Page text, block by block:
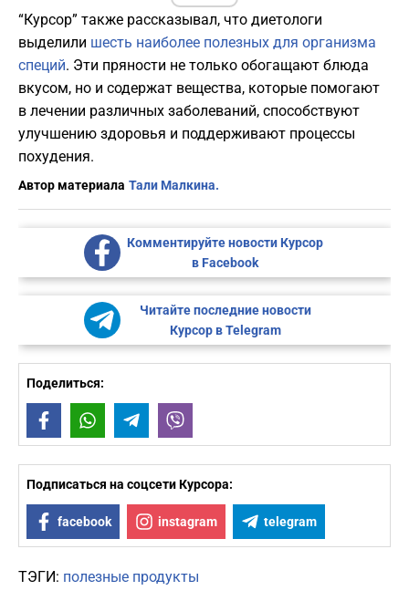
“Курсор” также рассказывал, что диетологи
выделили шесть наиболее полезных для организма
специй. Эти пряности не только обогащают блюда
вкусом, но и содержат вещества, которые помогают
в лечении различных заболеваний, способствуют
улучшению здоровья и поддерживают процессы
похудения.
Автор материала Тали Малкина.
Комментируйте новости Курсор
в Facebook
Читайте последние новости
Курсор в Telegram
Поделиться:
FacebookWhatsAppTelegram
Подписаться на соцсети Курсора:
facebook instagram telegram
ТЭГИ: полезные продукты